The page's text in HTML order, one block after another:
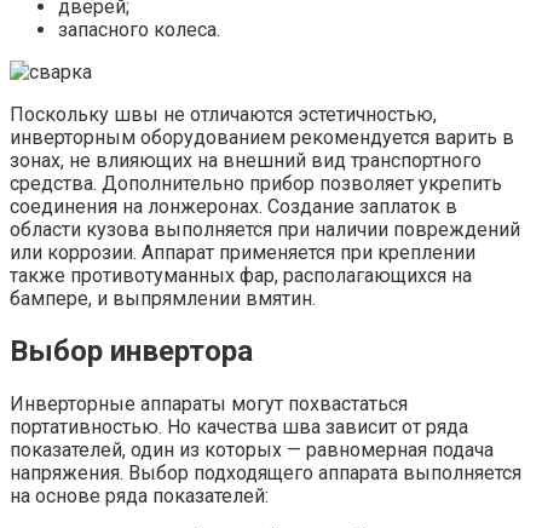
дверей;
запасного колеса.
Поскольку швы не отличаются эстетичностью,
инверторным оборудованием рекомендуется варить в
зонах, не влияющих на внешний вид транспортного
средства. Дополнительно прибор позволяет укрепить
соединения на лонжеронах. Создание заплаток в
области кузова выполняется при наличии повреждений
или коррозии. Аппарат применяется при креплении
также противотуманных фар, располагающихся на
бампере, и выпрямлении вмятин.
Выбор инвертора
Инверторные аппараты могут похвастаться
портативностью. Но качества шва зависит от ряда
показателей, один из которых — равномерная подача
напряжения. Выбор подходящего аппарата выполняется
на основе ряда показателей: